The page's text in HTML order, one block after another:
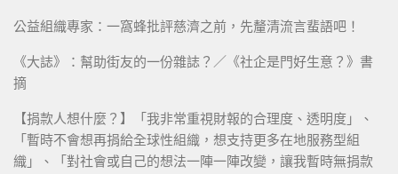
公益組織專家：一窩蜂批評慈濟之前，先釐清流言蜚語吧！
《大誌》：幫助街友的一份雜誌？／《社企是門好生意？》書
摘
【捐款人想什麼？】「我非常重視財報的合理度、透明度」、
「暫時不會想再捐給全球性組織，想支持更多在地服務型組
織」、「對社會或自己的想法一陣一陣改變，讓我暫時無捐款